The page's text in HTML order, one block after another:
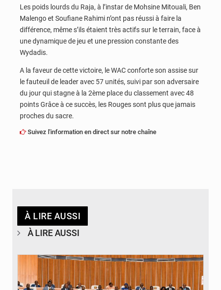
Les poids lourds du Raja, à l’instar de Mohsine Mitouali, Ben
Malengo et Soufiane Rahimi n’ont pas réussi à faire la
différence, même s’ils étaient très actifs sur le terrain, face à
une dynamique de jeu et une pression constante des
Wydadis.
A la faveur de cette victoire, le WAC conforte son assise sur
le fauteuil de leader avec 57 unités, suivi par son adversaire
du jour qui stagne à la 2ème place du classement avec 48
points Grâce à ce succès, les Rouges sont plus que jamais
proches du sacre.
Suivez l'information en direct sur notre chaîne
À LIRE AUSSI
À LIRE AUSSI